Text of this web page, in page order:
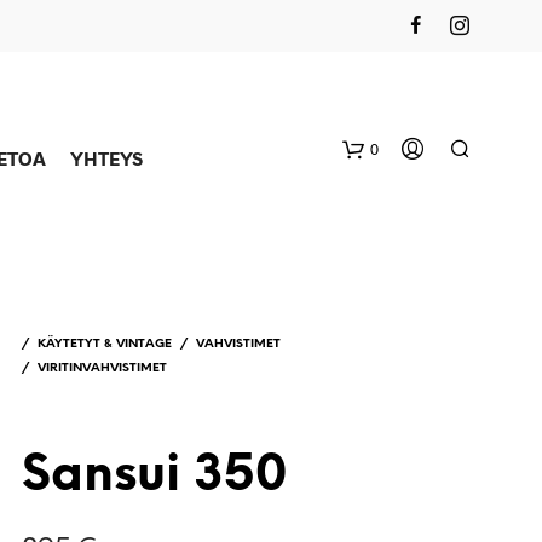
YHTEYS 0
/ KÄYTETYT & VINTAGE /
VAHVISTIMET
/
VIRITINVAHVISTIMET
Sansui 350